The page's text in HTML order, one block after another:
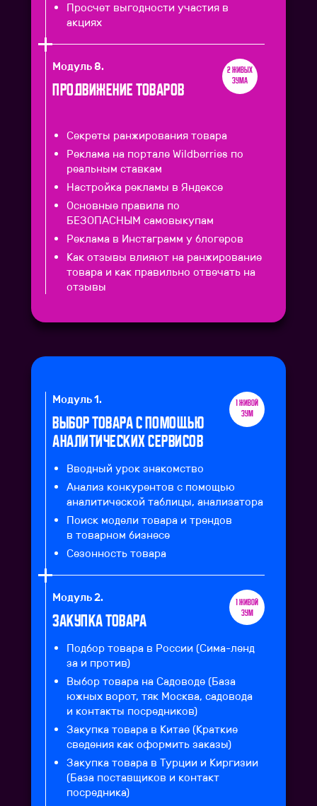
2 живых
зума
Просчет выгодности участия в
акциях
Модуль 8.
Продвижение товаров
Секреты ранжирования товара
Настройка рекламы в Яндексе
Реклама на портале Wildberries по
реальным ставкам
Основные правила по
БЕЗОПАСНЫМ самовыкупам
Реклама в Инстаграмм у блогеров
Как отзывы влияют на ранжирование
товара и как правильно отвечать на
отзывы
Модуль 1.
Выбор товара с помощью
аналитических сервисов
Вводный урок знакомство
Анализ конкурентов с помощью
аналитической таблицы, анализатора
Поиск модели товара и трендов
в товарном бизнесе
Сезонность товара
1 живой
зум
1 живой
зум
Модуль 2.
Закупка Товара
Подбор товара в России (Сима-ленд
за и против)
Выбор товара на Садоводе (База
южных ворот, тяк Москва, садовода
и контакты посредников)
Закупка товара в Китае (Краткие
сведения как оформить заказы)
Закупка товара в Турции и Киргизии
(База поставщиков и контакт
посредника)